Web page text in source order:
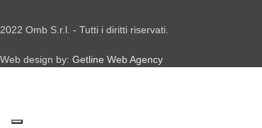
2022 Omb S.r.l. - Tutti i diritti riservati.
Web design by: Getline Web Agency